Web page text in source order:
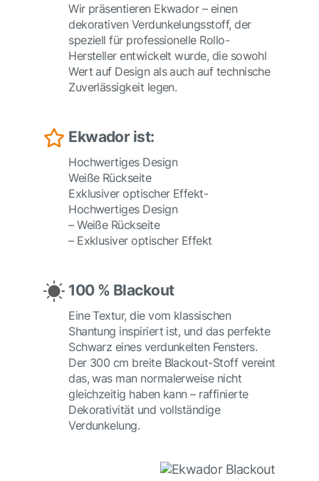
Wir präsentieren Ekwador – einen
dekorativen Verdunkelungsstoff, der
speziell für professionelle Rollo-
Hersteller entwickelt wurde, die sowohl
Wert auf Design als auch auf technische
Zuverlässigkeit legen.
Ekwador ist:
Hochwertiges Design
Weiße Rückseite
Exklusiver optischer Effekt-
Hochwertiges Design
– Weiße Rückseite
– Exklusiver optischer Effekt
100 % Blackout
Eine Textur, die vom klassischen
Shantung inspiriert ist, und das perfekte
Schwarz eines verdunkelten Fensters.
Der 300 cm breite Blackout-Stoff vereint
das, was man normalerweise nicht
gleichzeitig haben kann – raffinierte
Dekorativität und vollständige
Verdunkelung.